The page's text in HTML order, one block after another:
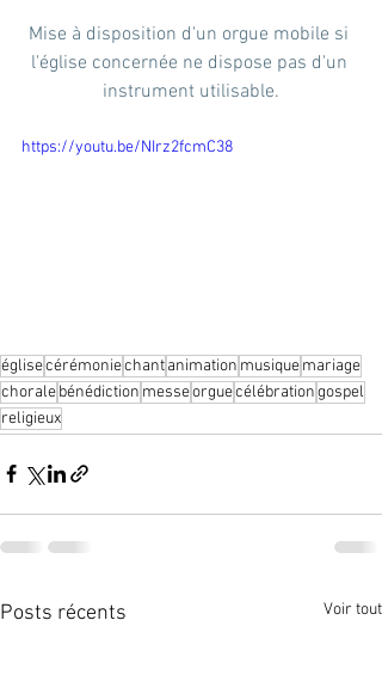
Mise à disposition d'un orgue mobile si
l'église concernée ne dispose pas d'un
instrument utilisable.
https://youtu.be/NIrz2fcmC38
églisecérémoniechantanimation musiquemariage
choralebénédiction messeorguecélébrationgospel
religieux
Posts récents Voir tout